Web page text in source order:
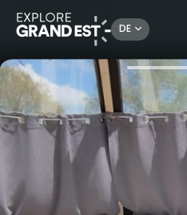
DE
Sehenswertes in der Region Grand Est